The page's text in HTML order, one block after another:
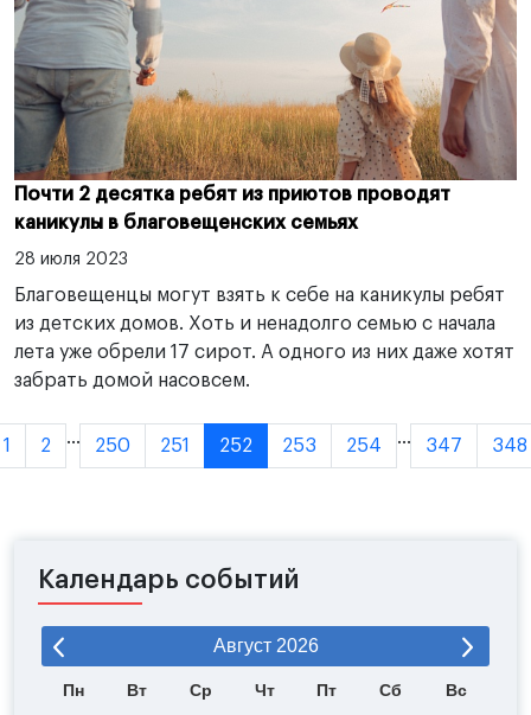
Почти 2 десятка ребят из приютов проводят
каникулы в благовещенских семьях
28 июля 2023
Благовещенцы могут взять к себе на каникулы ребят
из детских домов. Хоть и ненадолго семью с начала
лета уже обрели 17 сирот. А одного из них даже хотят
забрать домой насовсем.
1 2 ... 250 251 252 253 254 ... 347 348
Календарь событий
Август 2026
Пн Вт Ср Чт Пт Сб Вс